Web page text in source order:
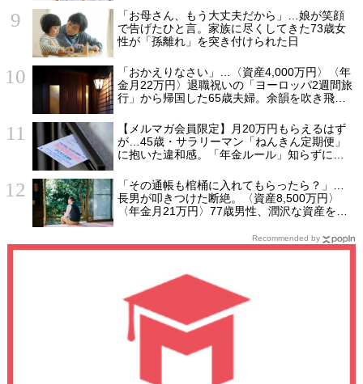
「お母さん、もう大丈夫だから」…娘が笑顔
で告げたひと言。家族に尽くしてきた73歳女
性が「孫離れ」を突き付けられた日
「おかえりなさい」…〈資産4,000万円〉〈年
金月22万円〉退職祝いの「ヨーロッパ2週間旅
行」から帰国した65歳夫婦。余韻を吹き飛ば
【メルマガ会員限定】月20万円もらえるはず
が…45歳・サラリーマン「ねんきん定期便」
に抱いた違和感。「年金ルール」知らずにそ
額に唖然「何かの間違いでは？」
「その通帳も棺桶に入れてもらったら？」…
長男が叩きつけた断絶。〈資産8,500万円〉
〈年金月21万円〉77歳男性、潤沢な資産を守
Recommended by